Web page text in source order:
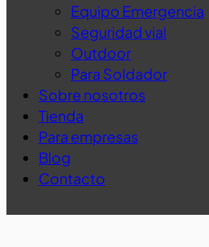
Equipo Emergencia
Seguridad vial
Outdoor
Para Soldador
Sobre nosotros
Tienda
Para empresas
Blog
Contacto